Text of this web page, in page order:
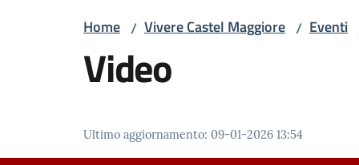
Home / Vivere Castel Maggiore / Eventi
Video
Ultimo aggiornamento: 09-01-2026 13:54